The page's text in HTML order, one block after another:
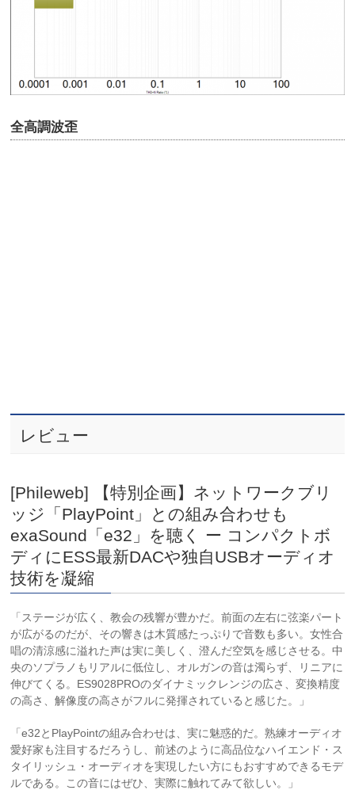
全高調波歪
レビュー
[Phileweb] 【特別企画】ネットワークブリ
ッジ「PlayPoint」との組み合わせも
exaSound「e32」を聴く ー コンパクトボ
ディにESS最新DACや独自USBオーディオ
技術を凝縮
「ステージが広く、教会の残響が豊かだ。前面の左右に弦楽パート
が広がるのだが、その響きは木質感たっぷりで音数も多い。女性合
唱の清涼感に溢れた声は実に美しく、澄んだ空気を感じさせる。中
央のソプラノもリアルに低位し、オルガンの音は濁らず、リニアに
伸びてくる。ES9028PROのダイナミックレンジの広さ、変換精度
の高さ、解像度の高さがフルに発揮されていると感じた。」
「e32とPlayPointの組み合わせは、実に魅惑的だ。熟練オーディオ
愛好家も注目するだろうし、前述のように高品位なハイエンド・ス
タイリッシュ・オーディオを実現したい方にもおすすめできるモデ
ルである。この音にはぜひ、実際に触れてみて欲しい。」